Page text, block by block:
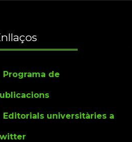
Programa de
Editorials universitàries a